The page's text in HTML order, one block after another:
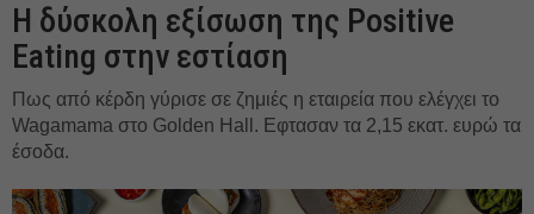
Η δύσκολη εξίσωση της Positive
Eating στην εστίαση
Πως από κέρδη γύρισε σε ζημιές η εταιρεία που ελέγχει το
Wagamama στο Golden Hall. Εφτασαν τα 2,15 εκατ. ευρώ τα
έσοδα.